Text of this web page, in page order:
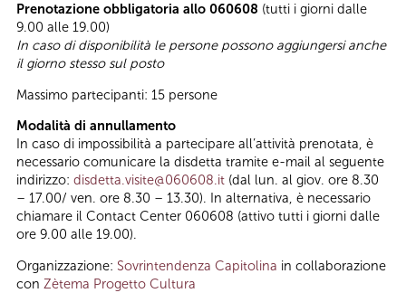
Prenotazione obbligatoria allo 060608 (tutti i giorni dalle
9.00 alle 19.00)
In caso di disponibilità le persone possono aggiungersi anche
il giorno stesso sul posto
Massimo partecipanti: 15 persone
Modalità di annullamento
In caso di impossibilità a partecipare all’attività prenotata, è
necessario comunicare la disdetta tramite e-mail al seguente
indirizzo: disdetta.visite@060608.it (dal lun. al giov. ore 8.30
– 17.00/ ven. ore 8.30 – 13.30). In alternativa, è necessario
chiamare il Contact Center 060608 (attivo tutti i giorni dalle
ore 9.00 alle 19.00).
Organizzazione: Sovrintendenza Capitolina in collaborazione
con Zètema Progetto Cultura